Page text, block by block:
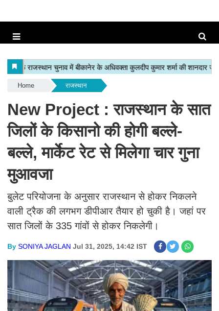
Home राजस्थान
New Project : राजस्थान के सात
जिलों के किसानो की होगी बल्ले-
बल्ले, मार्केट रेट से मिलेगा चार गुना
मुआवजा
बुलेट परियोजना के अनुसार राजस्थान से होकर निकलने
वाली ट्रैक की लगभग डीपीआर तैयार हो चुकी है। जहां पर
सात जिलों के 335 गांवों से होकर निकलेगी।
By SONIYA JAGLAN Jul 31, 2025, 14:42 IST